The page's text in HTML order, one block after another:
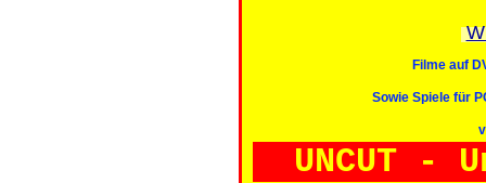
Filme auf
Sowie Spiele für
UNCUT -